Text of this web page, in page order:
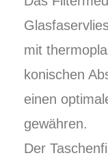
mit
konischen
einen
gewähren.
Der